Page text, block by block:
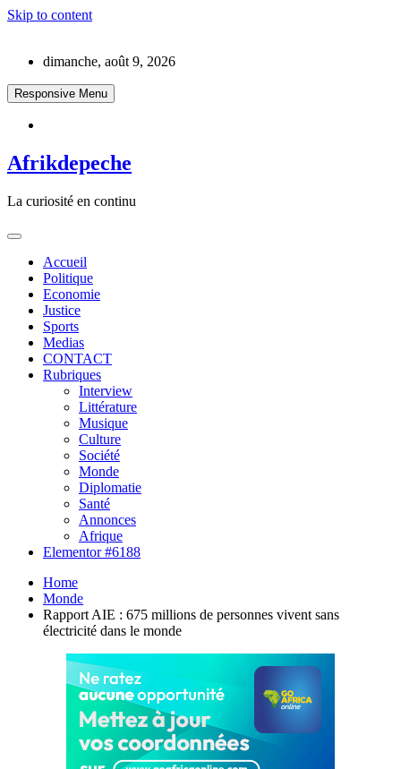
Skip to content
dimanche, août 9, 2026
Responsive Menu
Afrikdepeche
La curiosité en continu
Accueil
Politique
Economie
Justice
Sports
Medias
CONTACT
Rubriques
Interview
Littérature
Musique
Culture
Société
Monde
Diplomatie
Santé
Annonces
Afrique
Elementor #6188
Home
Monde
Rapport AIE : 675 millions de personnes vivent sans
électricité dans le monde